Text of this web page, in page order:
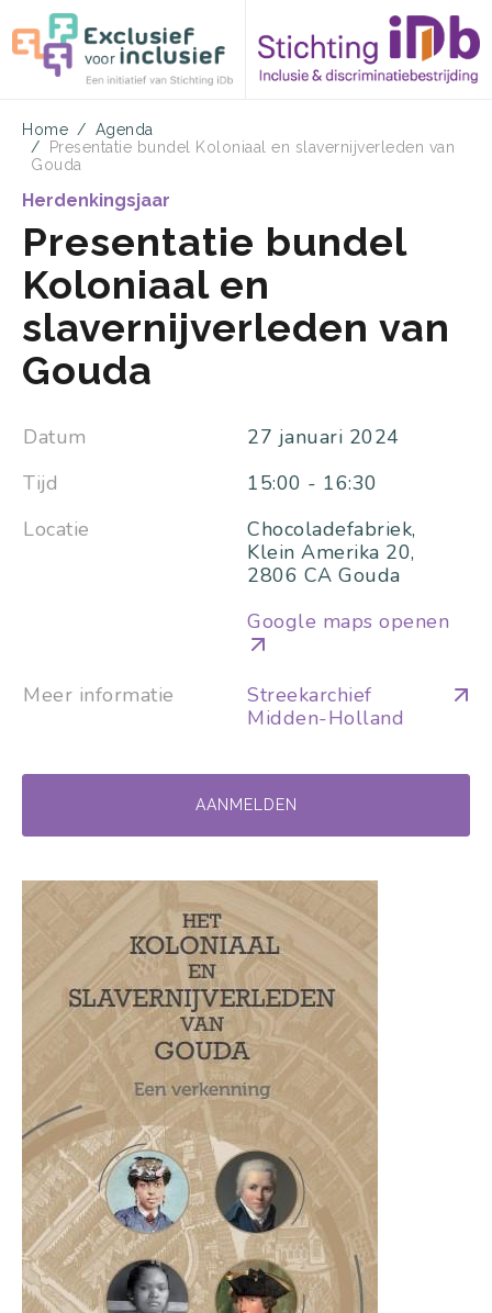
Overslaan
naar
inhoud
gaan
Kruimelpad
Home
Agenda
Presentatie bundel Koloniaal en slavernijverleden van
Gouda
Herdenkingsjaar
Presentatie bundel
Koloniaal en
slavernijverleden van
Gouda
Datum
27 januari 2024
Tijd
15:00 - 16:30
Locatie
Chocoladefabriek,
Klein Amerika 20,
2806 CA Gouda
Google maps openen
Meer informatie
Streekarchief
Midden-Holland
AANMELDEN